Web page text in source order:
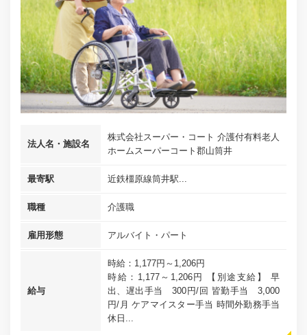
法人名・施設名
株式会社スーパー・コート 介護付有料老人
ホームスーパーコート郡山筒井
最寄駅 近鉄橿原線筒井駅...
職種 介護職
雇用形態 アルバイト・パート
給与
時給：1,177円～1,206円
時給：1,177～1,206円 【別途支給】 早
出、遅出手当 300円/回 皆勤手当 3,000
円/月 ケアマイスター手当 時間外勤務手当
休日...